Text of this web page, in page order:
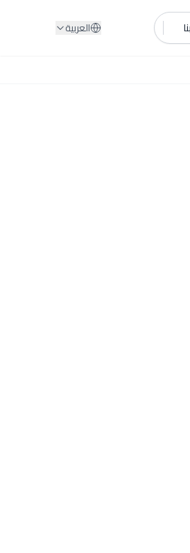
العربية